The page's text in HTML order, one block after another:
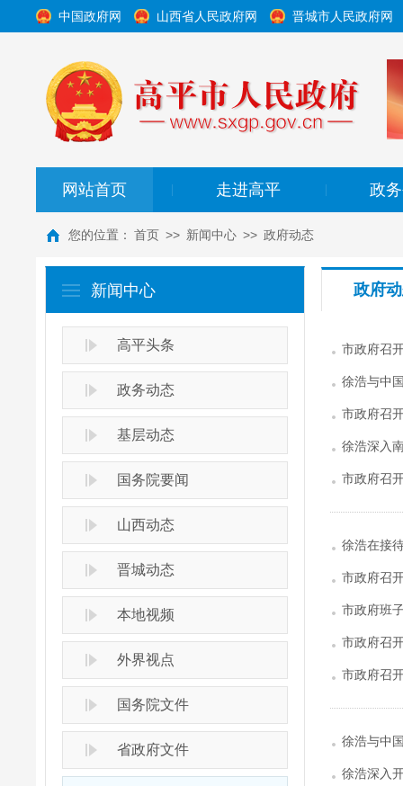
中国政府网 山西省人民政府网 晋城市人民政府网
网站首页 走进高平 政
您的位置： 首页 >> 新闻中心 >> 政府动态
新闻中心
高平头条
政务动态
基层动态
国务院要闻
山西动态
晋城动态
本地视频
外界视点
国务院文件
省政府文件
政府
市政府召
徐浩与中
市政府召
徐浩深入
市政府召
徐浩在接
市政府召
市政府班
市政府召
市政府召
徐浩与中
徐浩深入